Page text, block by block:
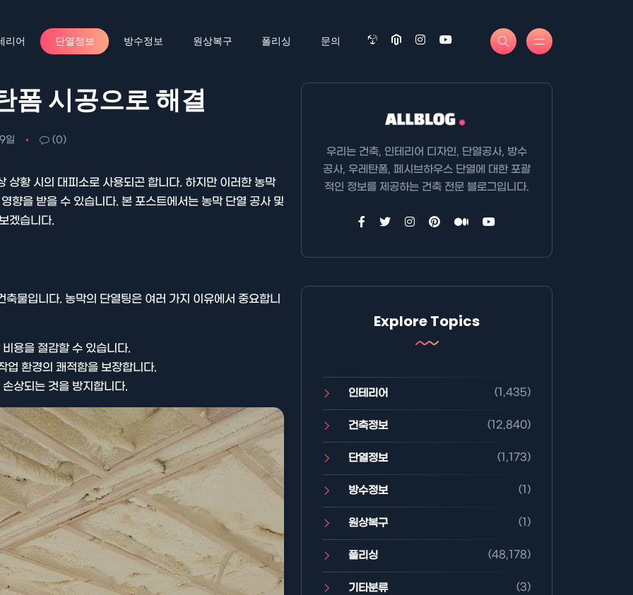
리어 단열정보 방수정보 원상복구 폴리싱 문의
폼 시공으로 해결
일 (0)
상황 시의 대피소로 사용되곤 합니다. 하지만 이러한 농막
향을 받을 수 있습니다. 본 포스트에서는 농막 단열 공사 및
겠습니다.
물입니다. 농막의 단열팅은 여러 가지 이유에서 중요합니
용을 절감할 수 있습니다.
업 환경의 쾌적함을 보장합니다.
상되는 것을 방지합니다.
우리는 건축, 인테리어 디자인, 단열공사, 방수
공사, 우레탄폼, 페시브하우스 단열에 대한 포괄
적인 정보를 제공하는 건축 전문 블로그입니다.
Explore Topics
인테리어 (1,435)
건축정보 (12,840)
단열정보 (1,173)
방수정보 (1)
원상복구 (1)
폴리싱 (48,178)
기타분류 (3)